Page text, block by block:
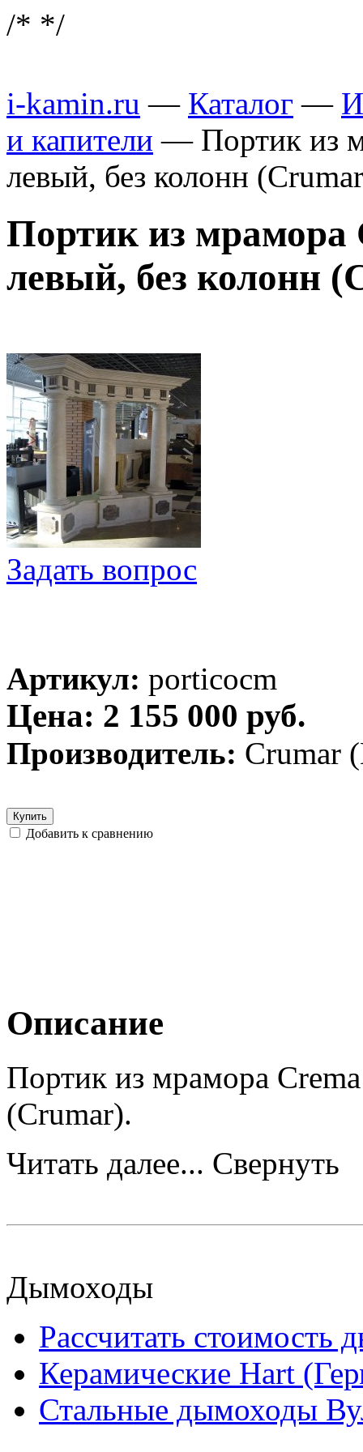
/* */
i-kamin.ru — Каталог —
и капители — Портик из
левый, без колонн
Портик из
левый, без колонн
Задать вопрос
Артикул: porticocm
Цена: 2 155 000 руб.
Производитель: Crumar
Купить
Добавить к сравнению
Описание
Портик из мрамора
(Crumar).
Читать далее... Свернуть
Дымоходы
Рассчитать стоимость
Керамические Hart
Стальные дымоходы